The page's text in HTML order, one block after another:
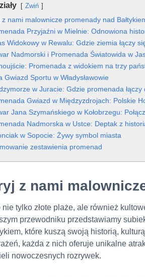
Zwiń
z nami malownicze promenady nad
Przyjaźni w Mielnie: Odnowiona
Widokowy w Rewalu: Gdzie ziemia łączy
Nadmorski i Promenada Światowida w
Promenada z widokiem na trzy
Gwiazd Sportu w Władysławowie
w Juracie: Gdzie promenada łączy
Gwiazd w Międzyzdrojach: Polskie
Jana Szymańskiego w Kołobrzegu:
Nadmorska w Ustce: Deptak z
w Sopocie: Żywy symbol miasta
zestawienia promenad
z nami
nie tylko złote plaże, ale również
przewodniku przedstawiamy
które kuszą swoją historią,
każda z nich oferuje unikalne
nowoczesnych rozrywek.